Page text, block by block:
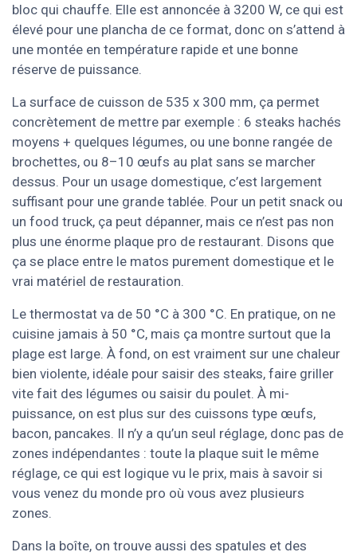
bloc qui chauffe. Elle est annoncée à 3200 W, ce qui est
élevé pour une plancha de ce format, donc on s’attend à
une montée en température rapide et une bonne
réserve de puissance.
La surface de cuisson de 535 x 300 mm, ça permet
concrètement de mettre par exemple : 6 steaks hachés
moyens + quelques légumes, ou une bonne rangée de
brochettes, ou 8–10 œufs au plat sans se marcher
dessus. Pour un usage domestique, c’est largement
suffisant pour une grande tablée. Pour un petit snack ou
un food truck, ça peut dépanner, mais ce n’est pas non
plus une énorme plaque pro de restaurant. Disons que
ça se place entre le matos purement domestique et le
vrai matériel de restauration.
Le thermostat va de 50 °C à 300 °C. En pratique, on ne
cuisine jamais à 50 °C, mais ça montre surtout que la
plage est large. À fond, on est vraiment sur une chaleur
bien violente, idéale pour saisir des steaks, faire griller
vite fait des légumes ou saisir du poulet. À mi-
puissance, on est plus sur des cuissons type œufs,
bacon, pancakes. Il n’y a qu’un seul réglage, donc pas de
zones indépendantes : toute la plaque suit le même
réglage, ce qui est logique vu le prix, mais à savoir si
vous venez du monde pro où vous avez plusieurs
zones.
Dans la boîte, on trouve aussi des spatules et des